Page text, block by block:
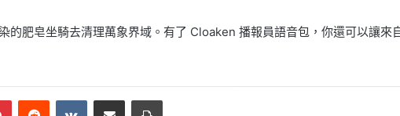
的肥皂坐騎去清理萬象界域。有了 Cloaken 播報員語音包，你還可以讓來
PinterestReddit VKontakteShare via Email Print